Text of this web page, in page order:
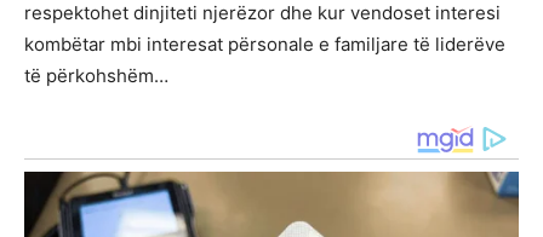
respektohet dinjiteti njerëzor dhe kur vendoset interesi
kombëtar mbi interesat përsonale e familjare të liderëve
të përkohshëm…